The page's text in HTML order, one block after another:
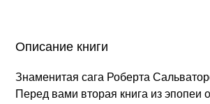
Описание книги
Знаменитая сага Роберта
Перед вами вторая книга из эпопеи